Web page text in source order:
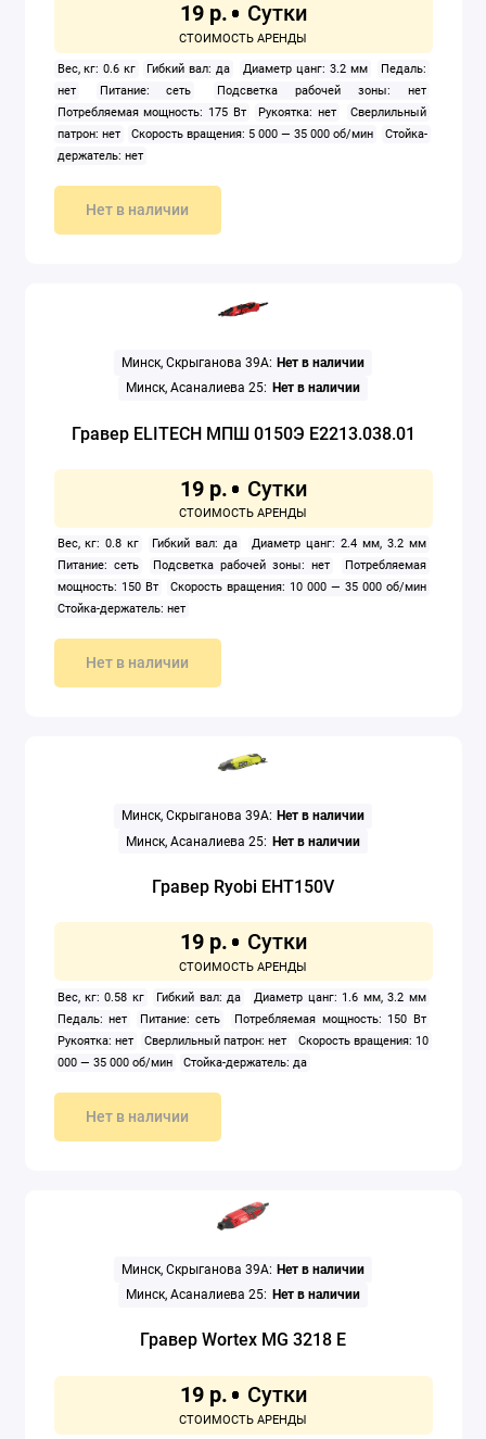
Сварочное оборудование
Строительные пылесосы
Удлинители
Установки алмазного бурения
Фены строительные
Штроборезы
Электрические плиткорезы
Электролобзики
Электронасосы
Электроножницы
Электрорезы
19 р.
Вес, кг: 0.6 кг Гибкий вал: да Диаметр цанг: 3.2 мм
Педаль:
нет
Питание: сеть
Подсветка рабочей зоны: нет
Потребляемая мощность: 175 Вт
Рукоятка: нет
Сверлильный
патрон: нет
Скорость вращения: 5 000 — 35 000 об/мин
Стойка-
держатель: нет
Нет в наличии
Минск, Скрыганова 39А: Нет в наличии
Минск, Асаналиева 25: Нет в наличии
Гравер ELITECH МПШ 0150Э E2213.038.01
19 р.
Вес, кг: 0.8 кг Гибкий вал: да
Диаметр цанг: 2.4 мм, 3.2 мм
Питание: сеть
Подсветка рабочей зоны: нет
Потребляемая
мощность: 150 Вт
Скорость вращения: 10 000 — 35 000 об/мин
Стойка-держатель: нет
Нет в наличии
Минск, Скрыганова 39А: Нет в наличии
Минск, Асаналиева 25: Нет в наличии
Гравер Ryobi EHT150V
19 р.
Вес, кг: 0.58 кг Гибкий вал: да
Диаметр цанг: 1.6 мм, 3.2 мм
Педаль: нет
Питание: сеть
Потребляемая мощность: 150 Вт
Рукоятка: нет
Сверлильный патрон: нет
Скорость вращения: 10
000 — 35 000 об/мин
Стойка-держатель: да
Нет в наличии
Минск, Скрыганова 39А: Нет в наличии
Минск, Асаналиева 25: Нет в наличии
Гравер Wortex MG 3218 E
19 р.